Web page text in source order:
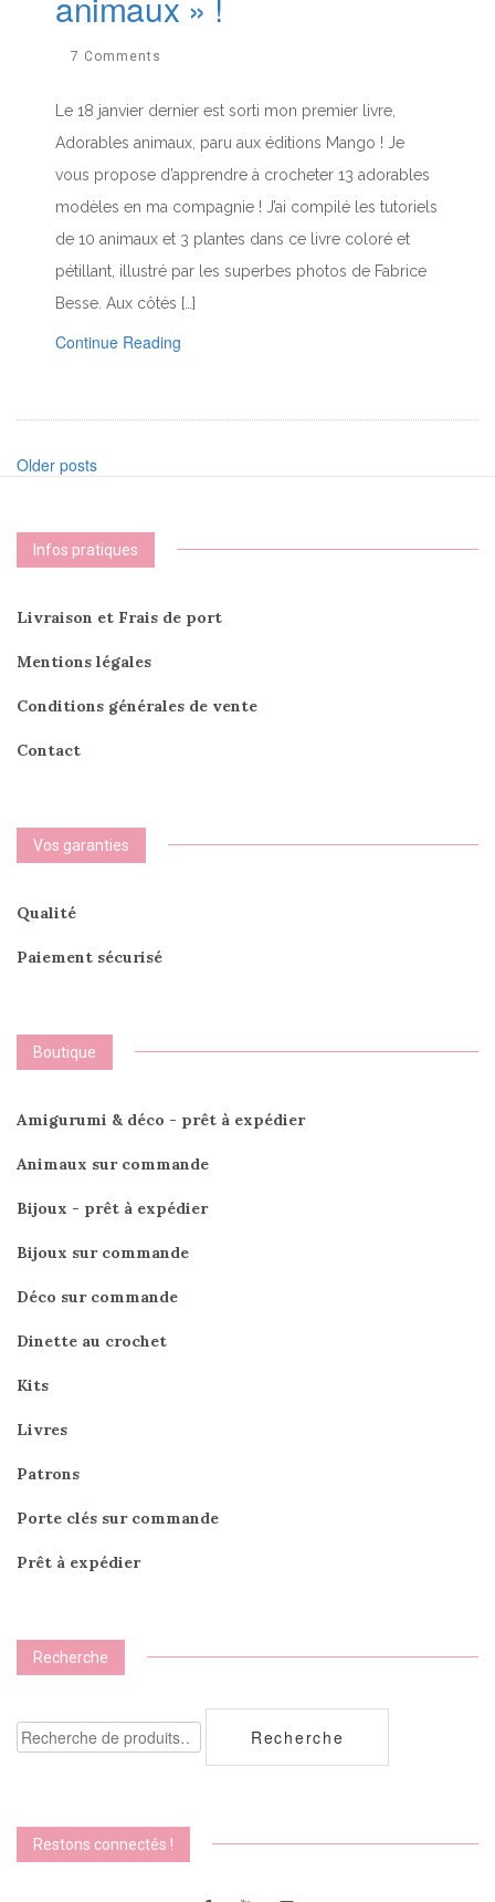
7 Comments
Le 18 janvier dernier est sorti mon premier livre,
Adorables animaux, paru aux éditions Mango ! Je
vous propose d’apprendre à crocheter 13 adorables
modèles en ma compagnie ! J’ai compilé les tutoriels
de 10 animaux et 3 plantes dans ce livre coloré et
pétillant, illustré par les superbes photos de Fabrice
Besse. Aux côtés […]
Continue Reading
Posts
navigation
Older posts
Infos pratiques
Livraison et Frais de port
Mentions légales
Conditions générales de vente
Contact
Vos garanties
Qualité
Paiement sécurisé
Boutique
Amigurumi & déco - prêt à expédier
Animaux sur commande
Bijoux - prêt à expédier
Bijoux sur commande
Déco sur commande
Dinette au crochet
Kits
Livres
Patrons
Porte clés sur commande
Prêt à expédier
Recherche
Recherche
pour :
Recherche
Restons connectés !